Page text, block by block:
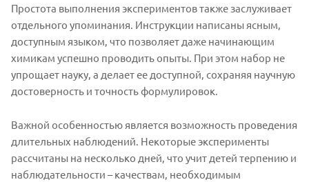
Простота выполнения экспериментов также заслуживает
отдельного упоминания. Инструкции написаны ясным,
доступным языком, что позволяет даже начинающим
химикам успешно проводить опыты. При этом набор не
упрощает науку, а делает ее доступной, сохраняя научную
достоверность и точность формулировок.
Важной особенностью является возможность проведения
длительных наблюдений. Некоторые эксперименты
рассчитаны на несколько дней, что учит детей терпению и
наблюдательности – качествам, необходимым